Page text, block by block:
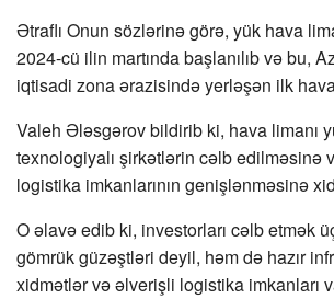
Ətraflı Onun sözlərinə görə, yük hava
2024-cü ilin martında başlanılıb və bu,
iqtisadi zona ərazisində yerləşən ilk
Valeh Ələsgərov bildirib ki, hava limanı
texnologiyalı şirkətlərin cəlb edilməsinə
logistika imkanlarının genişlənməsinə
O əlavə edib ki, investorları cəlb etmək
gömrük güzəştləri deyil, həm də hazır
xidmətlər və əlverişli logistika imkanları